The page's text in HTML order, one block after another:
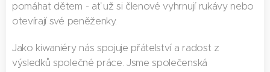
pomáhat dětem - ať už si členové vyhrnují rukávy nebo
otevírají své peněženky.
Jako kiwaniéry nás spojuje přátelství a radost z
výsledků společné práce. Jsme společenská